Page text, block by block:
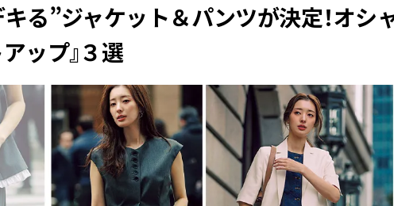
る”ジャケット＆パンツが決定！オシ
ップ』３選
BEAUTY Aug, 8, 2026
【エルメス】初の本格リップケ
アコレクション誕生！憧れのア
イテムで唇をもっと美しく |
CLASSY.[クラッシィ]